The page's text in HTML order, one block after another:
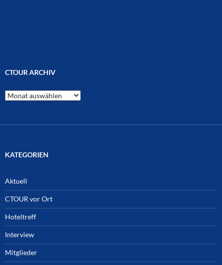
CTOUR ARCHIV
CTOUR
Archiv
KATEGORIEN
Aktuell
CTOUR vor Ort
Hoteltreff
Interview
Mitglieder